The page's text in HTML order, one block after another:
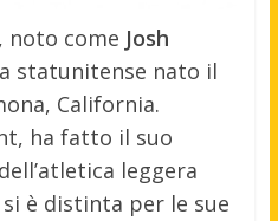
noto come Josh
statunitense nato il
California.
ha fatto il suo
leggera
è distinta per le sue